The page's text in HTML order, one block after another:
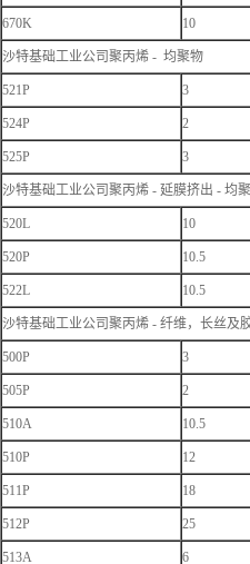
670K 10
沙特基础工业公司聚丙烯 - 均聚物
521P 3
524P 2
525P 3
沙特基础工业公司聚丙烯 - 延膜挤出 - 均
520L 10
520P 10.5
522L 10.5
沙特基础工业公司聚丙烯 - 纤维，长丝及
500P 3
505P 2
510A 10.5
510P 12
511P 18
512P 25
513A 6